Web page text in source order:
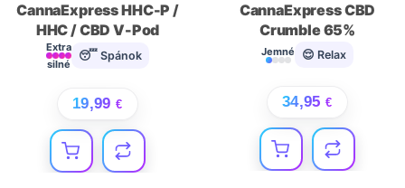
CannaExpress HHC-P /
HHC / CBD V-Pod
Extra
silné
😴 Spánok
19,99 €
CannaExpress CBD
Crumble 65%
Jemné 😌 Relax
34,95 €